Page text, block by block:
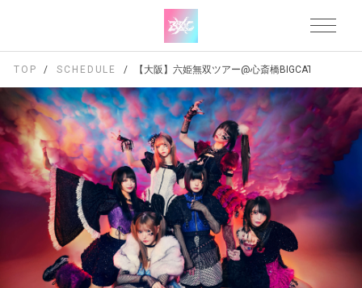
TOP SCHEDULE 【大阪】六姫無双ツアー@心斎橋BIGCAT